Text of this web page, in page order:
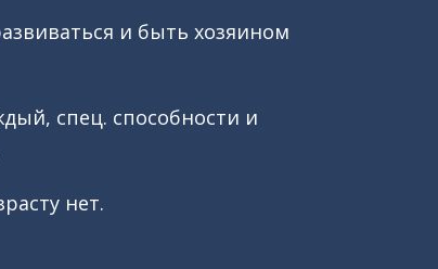
и быть хозяином
спец. способности и
нет.